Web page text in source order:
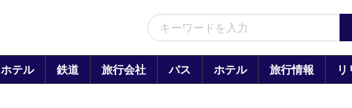
ホテル 鉄道 旅行会社 バス ホテル 旅行情報 リ